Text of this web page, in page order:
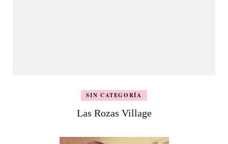
SIN CATEGORÍA
Las Rozas Village